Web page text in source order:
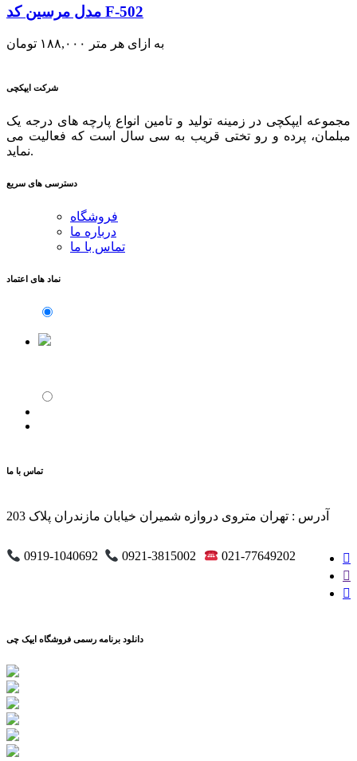
مدل مرسین کد F-502
۱۸۸,۰۰۰ تومان به ازای هر متر
شرکت ایپکچی
مجموعه ایپکچی در زمینه تولید و تامین انواع پارچه های درجه یک
مبلمان، پرده و رو تختی قریب به سی سال است که فعالیت می
نماید.
دسترسی های سریع
فروشگاه
درباره ما
تماس با ما
نماد های اعتماد
تماس با ما
آدرس : تهران متروی دروازه شمیران خیابان مازندران پلاک 203
0919-1040692 0921-3815002 021-77649202
دانلود برنامه رسمی فروشگاه ایپک چی